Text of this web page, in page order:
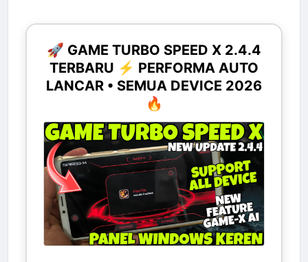
🚀 GAME TURBO SPEED X 2.4.4
TERBARU ⚡ PERFORMA AUTO
LANCAR • SEMUA DEVICE 2026
🔥